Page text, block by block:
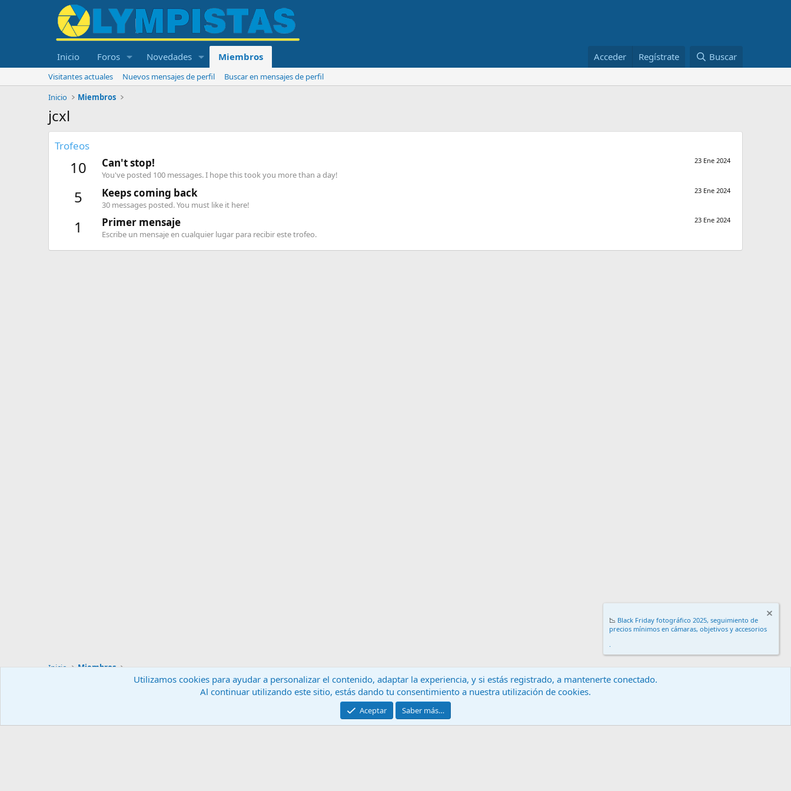
Inicio Foros Novedades Miembros Acceder Regístrate Buscar
Visitantes actuales Nuevos mensajes de perfil
Buscar en mensajes de perfil
Inicio
Miembros
jcxl
Trofeos
10 23 Ene 2024
Can't stop!
You've posted 100 messages. I hope this took you more than a day!
5 23 Ene 2024
Keeps coming back
30 messages posted. You must like it here!
1 23 Ene 2024
Primer mensaje
Escribe un mensaje en cualquier lugar para recibir este trofeo.
Inicio Miembros
Contáctanos Términos y reglas
Community platform by XenForo® © 2010-2024 XenForo Ltd.
📉 Black Friday fotográfico 2025, seguimiento de
precios mínimos en cámaras, objetivos y accesorios
.
Utilizamos cookies para ayudar a personalizar el contenido, adaptar la experiencia, y si estás registrado, a mantenerte conectado.
Al continuar utilizando este sitio, estás dando tu consentimiento a nuestra utilización de cookies.
Aceptar Saber más…